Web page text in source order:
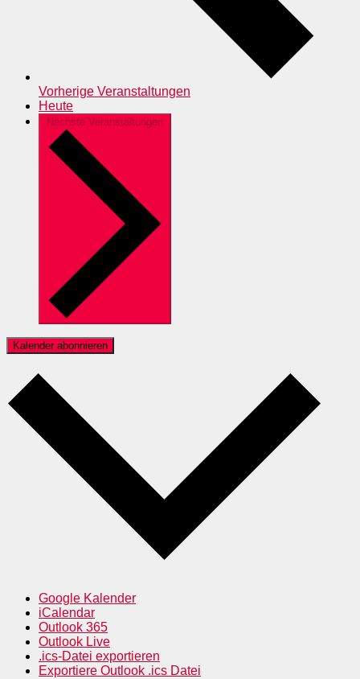
Vorherige Veranstaltungen
Heute
Nächste Veranstaltungen
Kalender abonnieren
Google Kalender
iCalendar
Outlook 365
Outlook Live
.ics-Datei exportieren
Exportiere Outlook .ics Datei